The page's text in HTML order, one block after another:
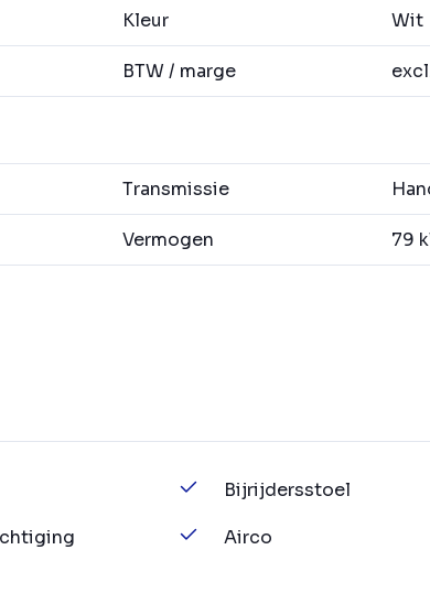
Kleur Wit
BTW / marge
Transmissie
Vermogen 79
Bijrijdersstoel
Airco